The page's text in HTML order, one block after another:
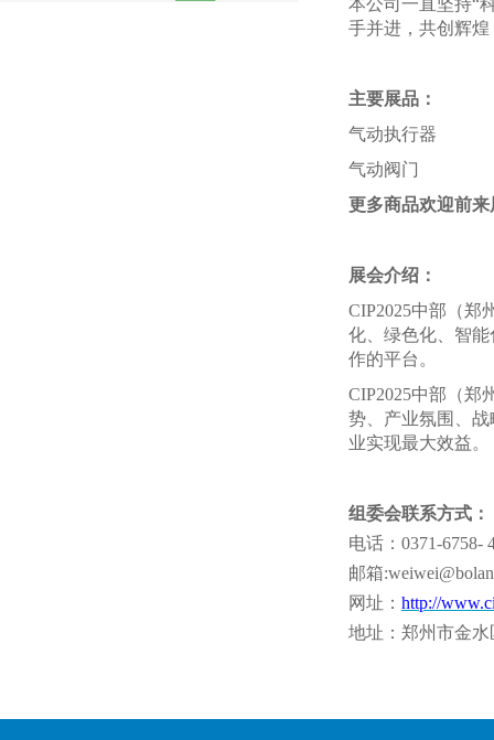
手并进，共创辉
主要展品：
气动执行器
气动阀门
更多商品欢迎前
展会介绍：
CIP2025中部（郑
化、绿色化、智
作的平台。
CIP2025中部（郑
势、产业氛围、
业实现最大效益。
组委会联系方式：
电话： 0371-6758-
邮箱
网址： http://
地址：郑州市金